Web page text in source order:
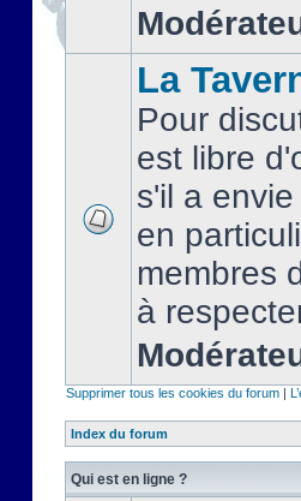
La
Pour
est libre
s'il a
en
membres
à
Supprimer tous les cookies du forum |
Index du forum
Qui est en ligne ?